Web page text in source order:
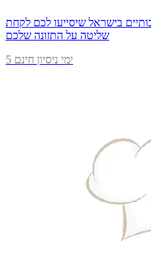
בישראל שיסייעו לכם לקחת
שליטה על התזונה שלכם
5 ימי ניסיון חינם